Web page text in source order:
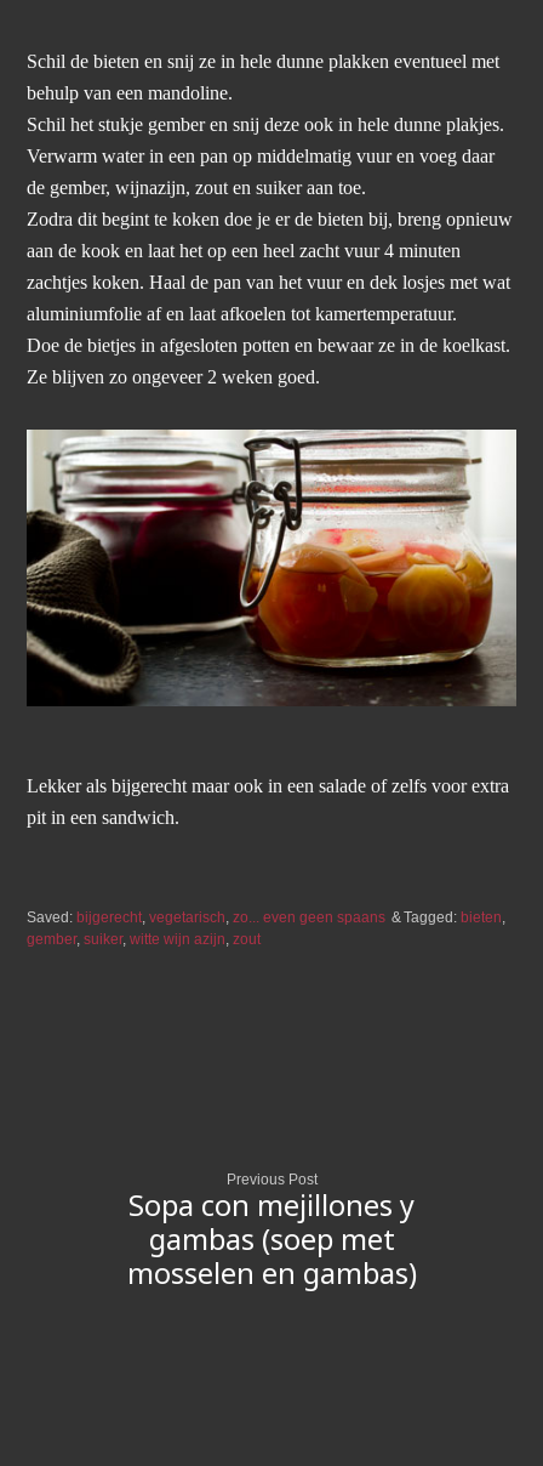
Schil de bieten en snij ze in hele dunne plakken eventueel met
behulp van een mandoline.
Schil het stukje gember en snij deze ook in hele dunne plakjes.
Verwarm water in een pan op middelmatig vuur en voeg daar
de gember, wijnazijn, zout en suiker aan toe.
Zodra dit begint te koken doe je er de bieten bij, breng opnieuw
aan de kook en laat het op een heel zacht vuur 4 minuten
zachtjes koken. Haal de pan van het vuur en dek losjes met wat
aluminiumfolie af en laat afkoelen tot kamertemperatuur.
Doe de bietjes in afgesloten potten en bewaar ze in de koelkast.
Ze blijven zo ongeveer 2 weken goed.
Lekker als bijgerecht maar ook in een salade of zelfs voor extra
pit in een sandwich.
Saved:bijgerecht ,vegetarisch ,zo... even geen spaans Tagged:bieten
gember,suiker,witte wijn azijn ,zout
Previous Post
Sopa con mejillones y
gambas (soep met
mosselen en gambas)